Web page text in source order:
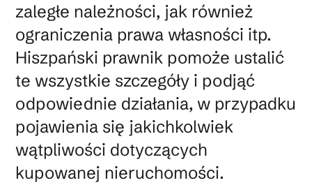
zaległe należności, jak również
ograniczenia prawa własności itp.
Hiszpański prawnik pomoże ustalić
te wszystkie szczegóły i podjąć
odpowiednie działania, w przypadku
pojawienia się jakichkolwiek
wątpliwości dotyczących
kupowanej nieruchomości.